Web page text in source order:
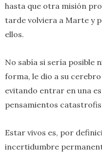
hasta que otra misión
tarde volviera a Marte y
ellos.
No sabía si sería posible
forma, le dio a su
evitando entrar en una
pensamientos
Estar vivos es, por
incertidumbre